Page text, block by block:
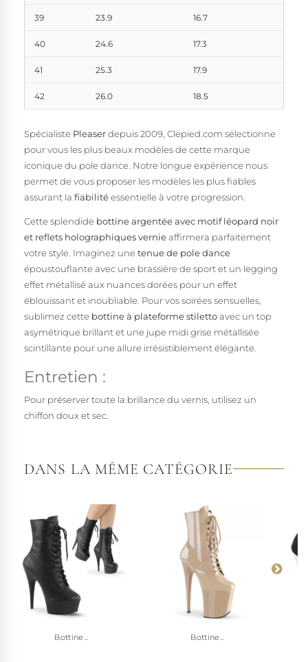
39 23.9 16.7
40 24.6 17.3
41 25.3 17.9
42 26.0 18.5
Spécialiste Pleaserdepuis 2009, Clepied.com sélectionne
pour vous les plus beaux modèles de cette marque
iconique du pole dance. Notre longue expérience nous
permet de vous proposer les modèles les plus fiables
assurant la fiabilitéessentielle à votre progression.
Cette splendide bottine argentée avec motif léopard noir
et reflets holographiques vernieaffirmera parfaitement
votre style. Imaginez une tenue de pole dance
époustouflante avec une brassière de sport et un legging
effet métallisé aux nuances dorées pour un effet
éblouissant et inoubliable. Pour vos soirées sensuelles,
sublimez cette bottine à plateforme stilettoavec un top
asymétrique brillant et une jupe midi grise métallisée
scintillante pour une allure irrésistiblement élégante.
Entretien :
Pour préserver toute la brillance du vernis, utilisez un
chiffon doux et sec.
DANS LA MÊME CATÉGORIE
Bottine... Bottine...